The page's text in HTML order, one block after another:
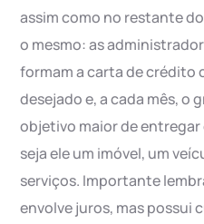
assim como no restante
o mesmo: as
formam a carta de crédito
desejado e, a cada mês, o
objetivo maior de
seja ele um imóvel, um
serviços. Importante
envolve juros, mas possui